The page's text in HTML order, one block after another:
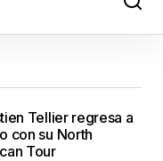
imperdibles con
Tellier regresa a
con su North
Tour